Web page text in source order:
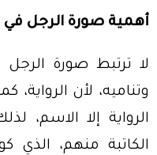
أهمية صورة الرجل في
لا ترتبط صورة الرجل
وتناميه، لأن
الرواية إلا الاسم،
الكاتبة منهم،